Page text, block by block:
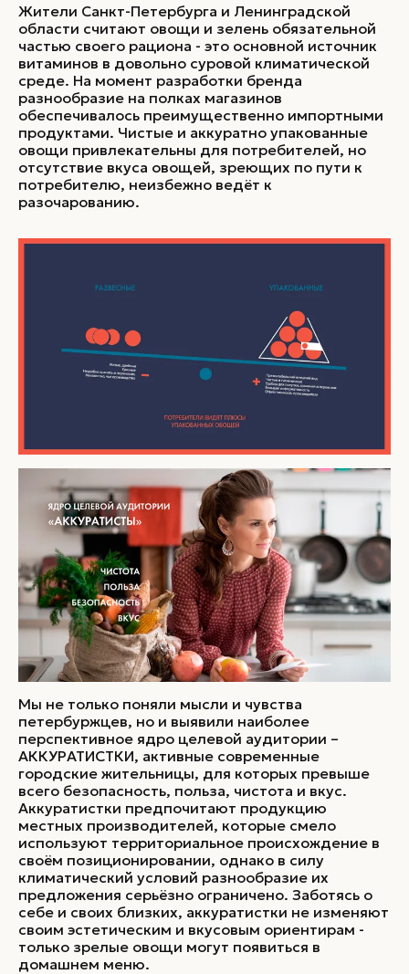
Жители Санкт-Петербурга и Ленинградской
области считают овощи и зелень обязательной
частью своего рациона - это основной источник
витаминов в довольно суровой климатической
среде. На момент разработки бренда
разнообразие на полках магазинов
обеспечивалось преимущественно импортными
продуктами. Чистые и аккуратно упакованные
овощи привлекательны для потребителей, но
отсутствие вкуса овощей, зреющих по пути к
потребителю, неизбежно ведёт к
разочарованию.
Мы не только поняли мысли и чувства
петербуржцев, но и выявили наиболее
перспективное ядро целевой аудитории –
АККУРАТИСТКИ, активные современные
городские жительницы, для которых превыше
всего безопасность, польза, чистота и вкус.
Аккуратистки предпочитают продукцию
местных производителей, которые смело
используют территориальное происхождение в
своём позиционировании, однако в силу
климатический условий разнообразие их
предложения серьёзно ограничено. Заботясь о
себе и своих близких, аккуратистки не изменяют
своим эстетическим и вкусовым ориентирам -
только зрелые овощи могут появиться в
домашнем меню.